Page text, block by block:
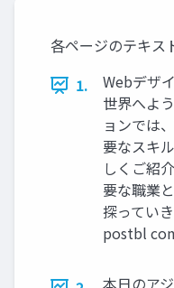
各ページのテキス
1.
Webデザ
世界へよ
ョンでは
要なスキ
しくご紹
要な職業
探ってい
postbl
本日のア